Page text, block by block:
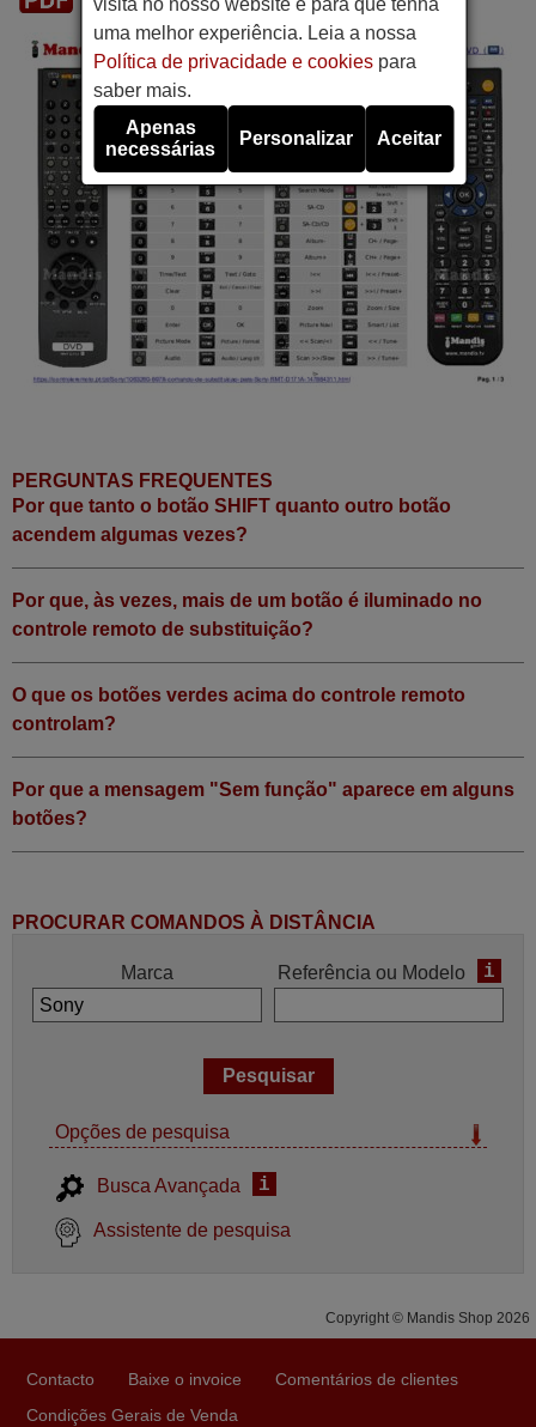
PERGUNTAS FREQUENTES
Por que tanto o botão SHIFT quanto outro botão
acendem algumas vezes?
Por que, às vezes, mais de um botão é iluminado no
controle remoto de substituição?
O que os botões verdes acima do controle remoto
controlam?
Por que a mensagem "Sem função" aparece em alguns
botões?
PROCURAR COMANDOS À DISTÂNCIA
Marca Referência ou Modelo i
Opções de pesquisa
Busca Avançada i
Assistente de pesquisa
Copyright © Mandis Shop 2026
Contacto Baixe o invoice
Comentários de clientes
Condições Gerais de Venda
visita no nosso website e para que tenha
uma melhor experiência. Leia a nossa
Política de privacidade e cookies para
saber mais.
Apenas
necessárias
Personalizar Aceitar